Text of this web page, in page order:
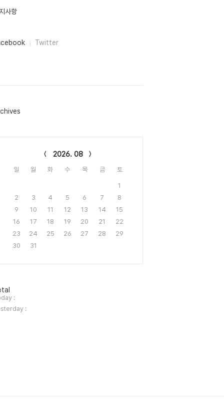
사항
Twitter
2026. 08
일 월 화 수 목 금 토
1
2
3 4 5 6 7
8
9
10 11 12 13 14
15
16
17 18 19 20 21
22
23
24 25 26 27 28
29
30
31
:
: